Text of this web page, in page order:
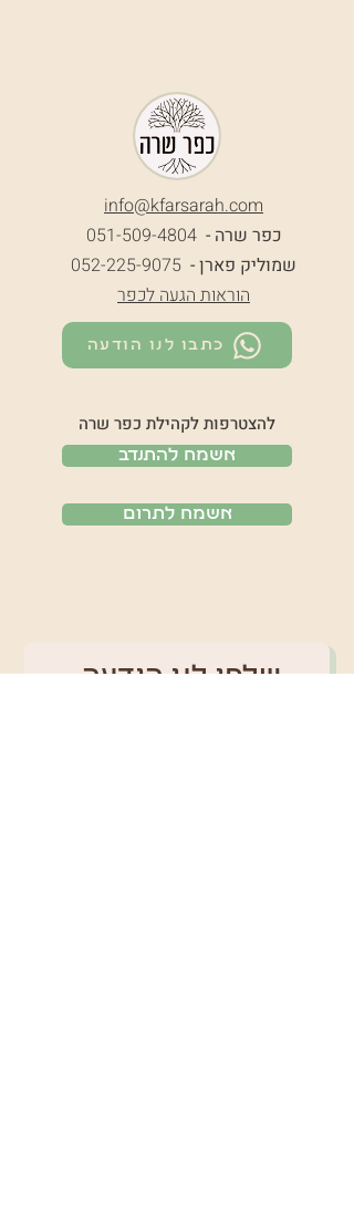
info@kfarsarah.com
כפר שרה -051-509-4804
שמוליק פארן - 052-225-9075
הוראות הגעה לכפר
כתבו לנו הודעה
להצטרפות לקהילת כפר שרה
אשמח להתנדב
אשמח לתרום
שלחו לנו הודעה